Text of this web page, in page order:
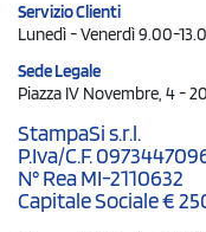
Servizio Clienti
Lunedì - Venerdì 9.00-
Sede Legale
Piazza IV Novembre, 4 -
StampaSi s.r.l.
P.Iva/C.F.
N° Rea MI-2110632
Capitale Sociale €